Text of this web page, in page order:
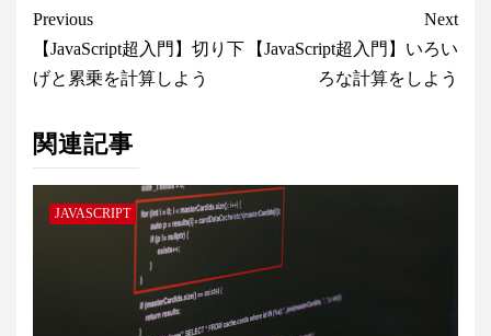
Continue
Reading
Previous
【JavaScript超入門】切り下
げと累乗を計算しよう
Next
【JavaScript超入門】いろい
ろな計算をしよう
関連記事
JAVASCRIPT